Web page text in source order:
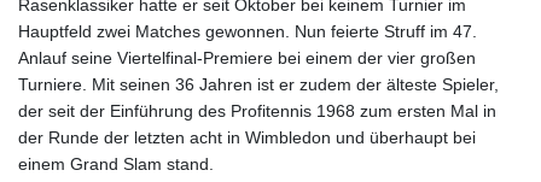
Rasenklassiker hatte er seit Oktober bei keinem Turnier im
Hauptfeld zwei Matches gewonnen. Nun feierte Struff im 47.
Anlauf seine Viertelfinal-Premiere bei einem der vier großen
Turniere. Mit seinen 36 Jahren ist er zudem der älteste Spieler,
der seit der Einführung des Profitennis 1968 zum ersten Mal in
der Runde der letzten acht in Wimbledon und überhaupt bei
einem Grand Slam stand.